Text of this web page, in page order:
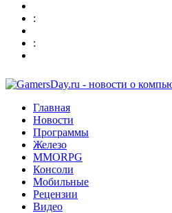
:
:
Главная
Новости
Программы
Железо
MMORPG
Консоли
Мобильные
Рецензии
Видео